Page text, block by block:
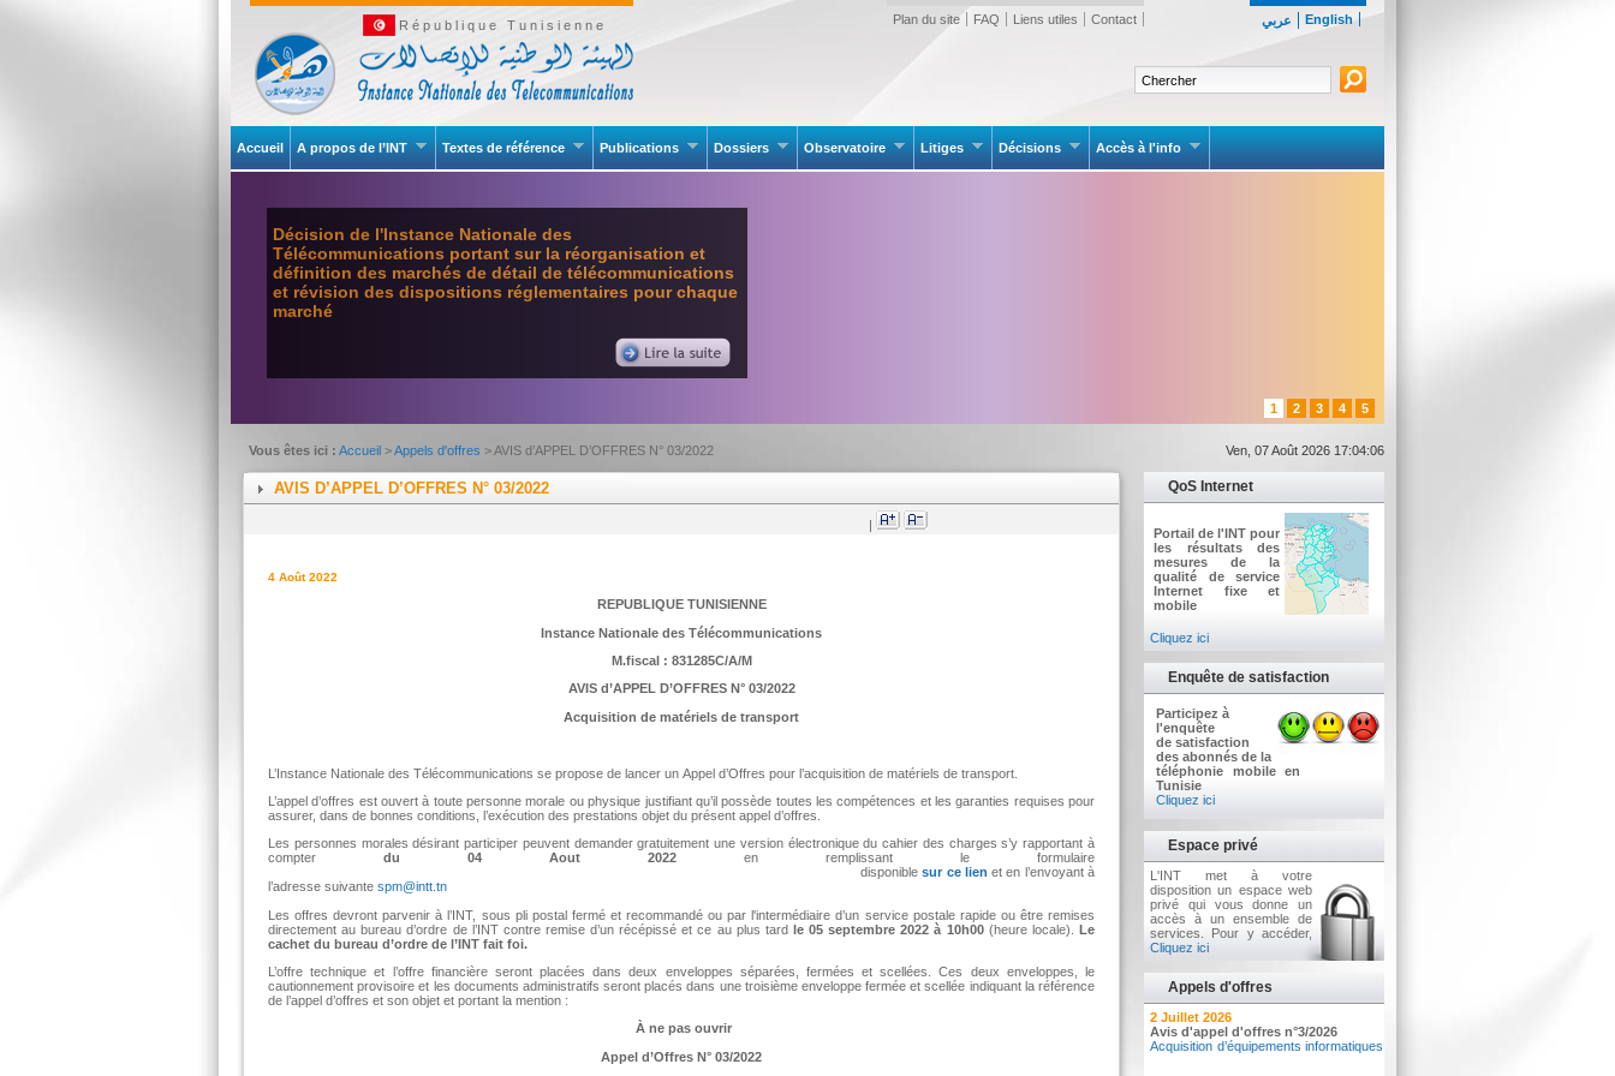
عربي English
Contact
Liens utiles
FAQ
Plan du site
République Tunisienne
Accueil A propos de l’INT Textes de référence Publications Dossiers Observatoire Litiges Décisions Accès à l'info
Décision de l'Instance Nationale des
Télécommunications portant sur la réorganisation et
définition des marchés de détail de télécommunications
et révision des dispositions réglementaires pour chaque
marché
1 2 3 4 5
Vous êtes ici : Accueil >Appels d'offres > AVIS d’APPEL D’OFFRES N° 03/2022 Ven, 07 Août 2026 17:04:06
QoS Internet
Portail de l'INT pour
les résultats des
mesures de la
qualité de service
Internet fixe et
mobile
Cliquez ici
Enquête de satisfaction
Participez à
l'enquête
de satisfaction
des abonnés de la
téléphonie mobile en
Tunisie
Cliquez ici
Espace privé
L'INT met à votre
disposition un espace web
privé qui vous donne un
accès à un ensemble de
services. Pour y accéder,
Cliquez ici
Appels d'offres
7 Août 2026
Résultat de vente de voitures sous
pli fermé n°01/2026
2 Juillet 2026
Avis d'appel d'offres n°3/2026
Acquisition d’équipements informatiques
AVIS D’APPEL D’OFFRES N° 03/2022
|
4 Août 2022
REPUBLIQUE TUNISIENNE
Instance Nationale des Télécommunications
M.fiscal : 831285C/A/M
AVIS d’APPEL D’OFFRES N° 03/2022
Acquisition de matériels de transport
L’Instance Nationale des Télécommunications se propose de lancer un Appel d’Offres pour l’acquisition de matériels de transport.
L’appel d’offres est ouvert à toute personne morale ou physique justifiant qu’il possède toutes les compétences et les garanties requises pour
assurer, dans de bonnes conditions, l’exécution des prestations objet du présent appel d’offres.
Les personnes morales désirant participer peuvent demander gratuitement une version électronique du cahier des charges s’y rapportant à
compter du 04 Aout 2022 en remplissant le formulaire
disponiblesur ce lien et en l’envoyant à
l’adresse suivante spm@intt.tn
Les offres devront parvenir à l’INT, sous pli postal fermé et recommandé ou par l'intermédiaire d’un service postale rapide ou être remises
directement au bureau d’ordre de l’INT contre remise d’un récépissé et ce au plus tard le 05 septembre 2022 à 10h00(heure locale).Le
cachet du bureau d’ordre de l’INT fait foi.
L’offre technique et l’offre financière seront placées dans deux enveloppes séparées, fermées et scellées. Ces deux enveloppes, le
cautionnement provisoire et les documents administratifs seront placés dans une troisième enveloppe fermée et scellée indiquant la référence
de l’appel d’offres et son objet et portant la mention :
À ne pas ouvrir
Appel d’Offres N° 03/2022